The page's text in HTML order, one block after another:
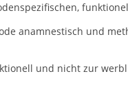
anamnestisch und
und nicht zur